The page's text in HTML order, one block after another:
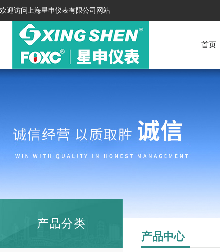
欢迎访问上海星申仪表有限公司网站
首页
产品分类
产品中心